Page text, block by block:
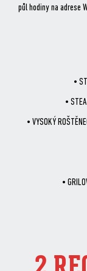
půl hodiny na adrese
•
•
• VYSOKÝ
•